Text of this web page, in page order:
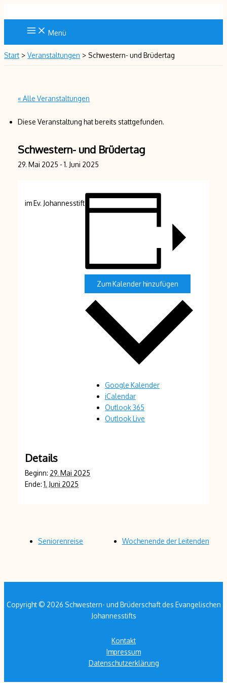
Inhalt
springen
Menü
Start Veranstaltungen Schwestern- und Brüdertag
« Alle Veranstaltungen
Diese Veranstaltung hat bereits stattgefunden.
Schwestern- und Brüdertag
29. Mai 2025 -1. Juni 2025
im Ev. Johannesstift
Zum Kalender hinzufügen
Google Kalender
iCalendar
Outlook 365
Outlook Live
Details
Beginn: 29. Mai 2025
Ende: 1. Juni 2025
Seniorenreise Wochenende der Leitenden
Copyright © 2026 Schwestern- und Brüderschaft des Evangelischen
Johannesstifts
Kontakt
Impressum
Datenschutzerklärung